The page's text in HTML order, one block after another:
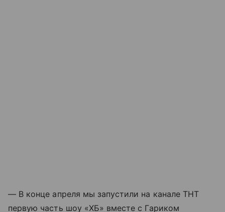
— В конце апреля мы запустили на канале ТНТ
первую часть шоу «ХБ» вместе с Гариком